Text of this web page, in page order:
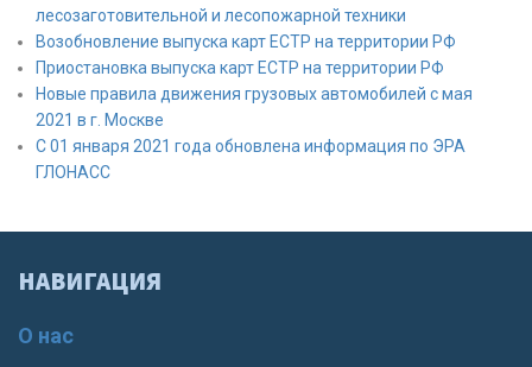
лесозаготовительной и лесопожарной техники
Возобновление выпуска карт ЕСТР на территории РФ
Приостановка выпуска карт ЕСТР на территории РФ
Новые правила движения грузовых автомобилей с мая
2021 в г. Москве
С 01 января 2021 года обновлена информация по ЭРА
ГЛОНАСС
НАВИГАЦИЯ
О нас